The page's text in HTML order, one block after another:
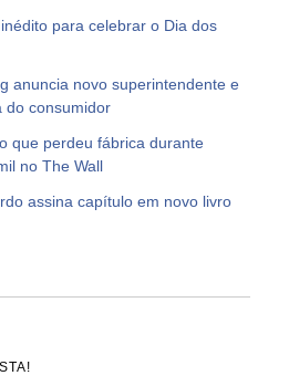
para celebrar o Dia dos
anuncia novo superintendente e
do consumidor
que perdeu fábrica durante
no The Wall
assina capítulo em novo livro